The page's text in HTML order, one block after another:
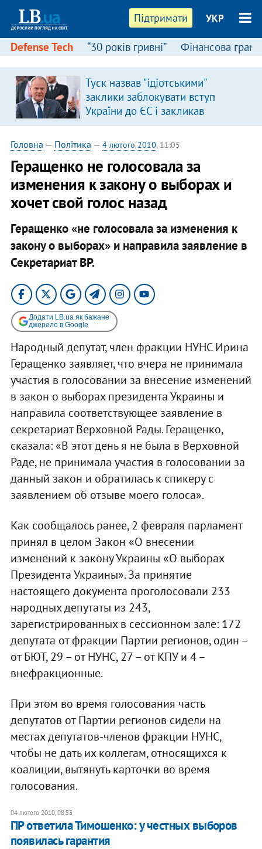
Підтримати УКР
Defense Tech “30 років гривні” Фінансова
Туск назвав "ідіотськими"
заклики заблокувати вступ
України до ЄС і закликав
припинити антиукраїнську
риторику
Головна — Політика — 4 лютого 2010, 11:05
Геращенко не голосовала за
изменения к закону о выборах и
хочет свой голос назад
Геращенко «не голосовала за изменения к
закону о выборах» и направила заявление в
Секретариат ВР.
Додати LB.ua як бажане
джерело в Google
Народный депутат, член фракции НУНС Ирина
Геращенко заявляет, что вчера не принимала
участия в голосовании за внесение изменений
в закон о выборах президента Украины и
направила соответствующее заявление в
секретариат Верховной Рады. Геращенко,
сказала: «В этот день я не была в Верховной
Раде, не принимала участия в голосовании за
данный закон и обратилась к спикеру с
заявлением об отзыве моего голоса».
Как сообщалось ранее, 2 февраля парламент
принял в целом Закон «О внесении
изменений к закону Украины «О выборах
Президента Украины». За принятие
настоящего документа проголосовали 233
народных депутаты из 243,
зарегистрированных в сессионном зале: 172
депутата от фракции Партии регионов, один –
от БЮТ, 29 – от НУНС, 27 – от КПУ и 4 –
внефракционные.
При этом во время голосования часть
депутатов от Партии регионов сидели на
местах депутатов-членов фракции НУНС,
чтобы не дать их коллегам, относящихся к
коалиции, вытянуть карточки во время
голосования.
04 лютого 2010, 08:53
ПР ответила Тимошенко: у честных выборов
появилась гарантия